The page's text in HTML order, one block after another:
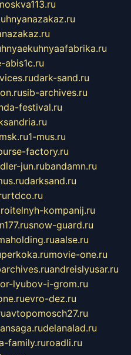
abis1c.ru
dark-sand.ru
sib-archives.ru
festival.ru
1-mus.ru
factory.ru
jun.rubandamn.ru
darksand.ru
rtdco.ru
kompanij.ru
snow-guard.ru
aalse.ru
perkoka.rumovie-one.ru
andreislyusar.ru
lyubov-i-grom.ru
evro-dez.ru
avtopomosch27.ru
delanalad.ru
family.ruroadli.ru